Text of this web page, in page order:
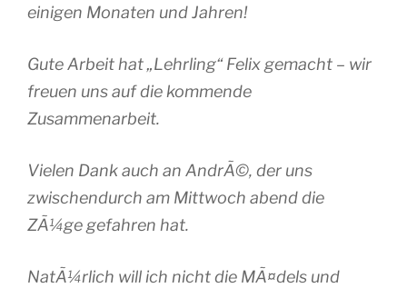
einigen Monaten und Jahren!
Gute Arbeit hat „Lehrling“ Felix gemacht – wir
freuen uns auf die kommende
Zusammenarbeit.
Vielen Dank auch an AndrÃ©, der uns
zwischendurch am Mittwoch abend die
ZÃ¼ge gefahren hat.
NatÃ¼rlich will ich nicht die MÃ¤dels und